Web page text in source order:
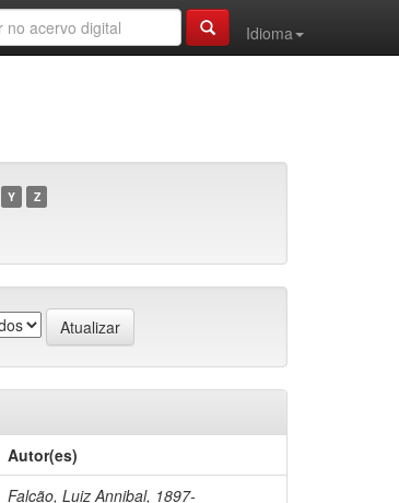
Idioma
Y Z
Autor(es)
Falcão, Luiz Annibal, 1897-